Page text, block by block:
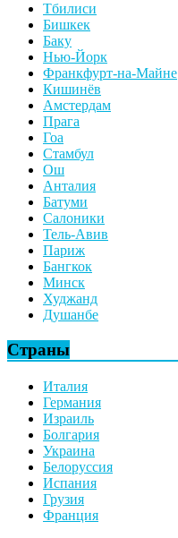
Тбилиси
Бишкек
Баку
Нью-Йорк
Франкфурт-на-Майне
Кишинёв
Амстердам
Прага
Гоа
Стамбул
Ош
Анталия
Батуми
Салоники
Тель-Авив
Париж
Бангкок
Минск
Худжанд
Душанбе
Страны
Италия
Германия
Израиль
Болгария
Украина
Белоруссия
Испания
Грузия
Франция